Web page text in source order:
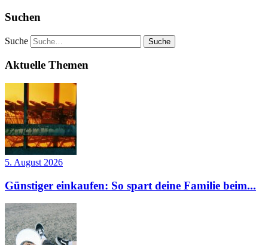
Suchen
Suche
Aktuelle Themen
5. August 2026
Günstiger einkaufen: So spart deine Familie beim...